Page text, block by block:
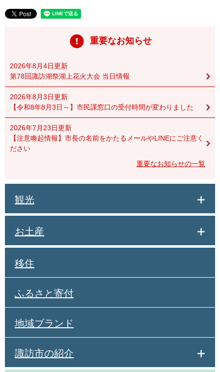
重要なお知らせ
2026年8月4日更新
第78回諏訪湖祭湖上花火大会 当日情報
2026年8月3日更新
【令和8年8月3日～】市民課窓口の受付時間が変わりました
2026年7月23日更新
【注意喚起情報】市長の名前をかたるメールやLINEにご注意く
ださい
重要なお知らせの一覧
観光
お土産
移住
ふるさと寄付
地域ブランド
諏訪市の紹介